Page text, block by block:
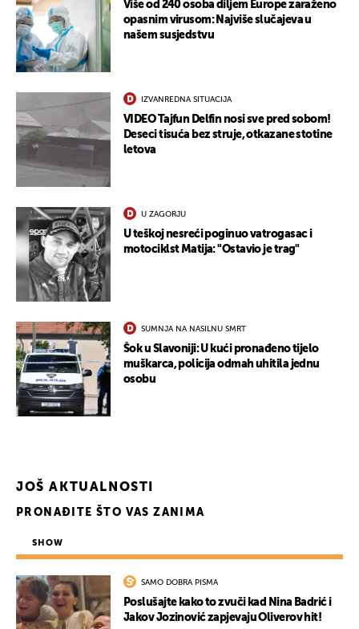
Više od 240 osoba diljem Europe zaraženo
opasnim virusom: Najviše slučajeva u
našem susjedstvu
IZVANREDNA SITUACIJA
VIDEO Tajfun Delfin nosi sve pred sobom!
Deseci tisuća bez struje, otkazane stotine
letova
U ZAGORJU
U teškoj nesreći poginuo vatrogasac i
motociklst Matija: "Ostavio je trag"
SUMNJA NA NASILNU SMRT
Šok u Slavoniji: U kući pronađeno tijelo
muškarca, policija odmah uhitila jednu
osobu
JOŠ AKTUALNOSTI
PRONAĐITE ŠTO VAS ZANIMA
SHOW
SAMO DOBRA PISMA
Poslušajte kako to zvuči kad Nina Badrić i
Jakov Jozinović zapjevaju Oliverov hit!